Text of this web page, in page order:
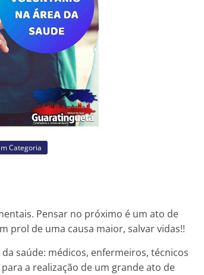
Categoria
Pensar no próximo é um ato de
prol de uma causa maior, salvar vidas!!
saúde: médicos, enfermeiros, técnicos
a realização de um grande ato de